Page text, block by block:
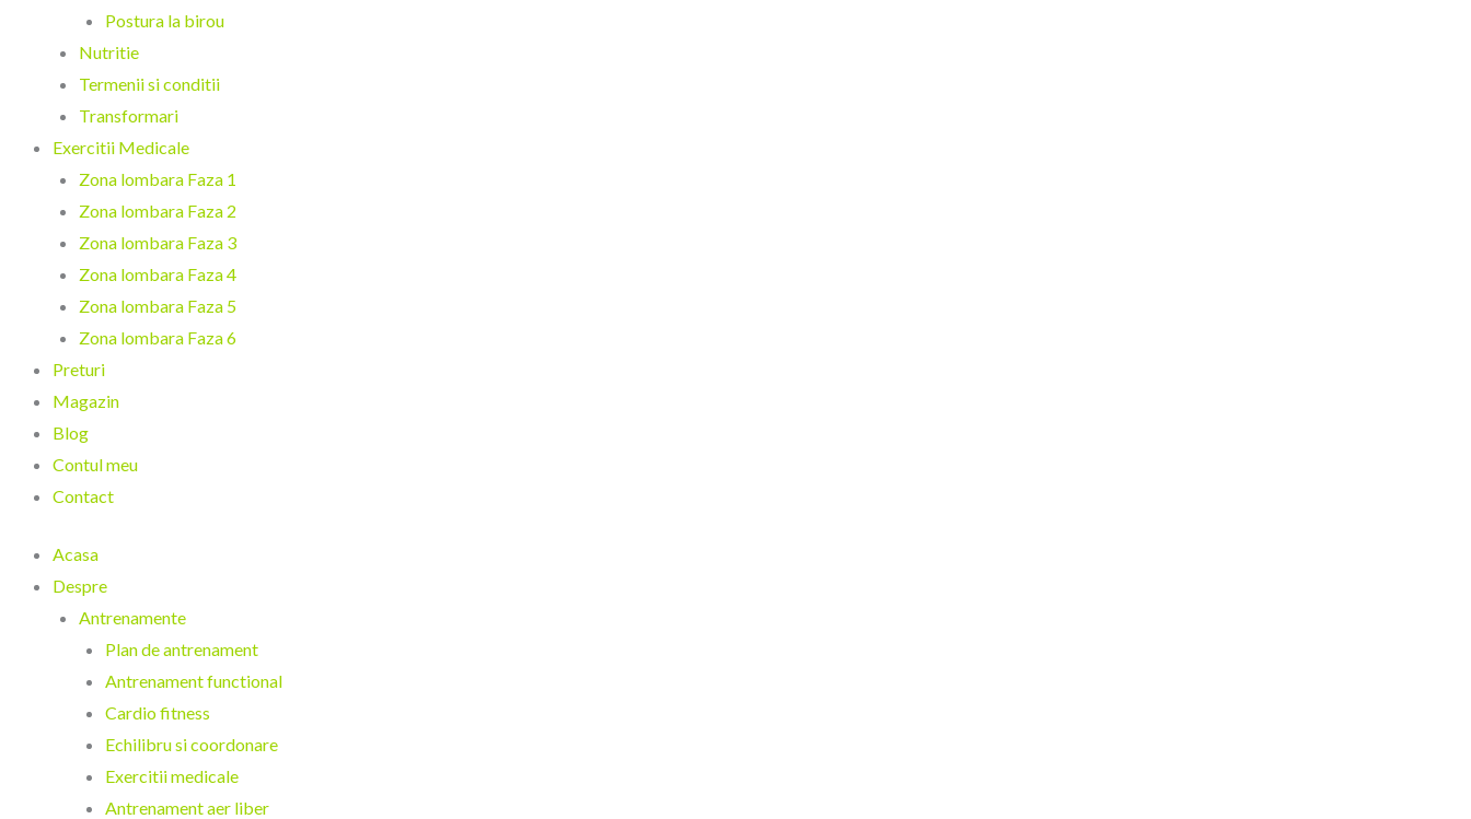
Postura la birou
Nutritie
Termenii si conditii
Transformari
Exercitii Medicale
Zona lombara Faza 1
Zona lombara Faza 2
Zona lombara Faza 3
Zona lombara Faza 4
Zona lombara Faza 5
Zona lombara Faza 6
Preturi
Magazin
Blog
Contul meu
Contact
Acasa
Despre
Antrenamente
Plan de antrenament
Antrenament functional
Cardio fitness
Echilibru si coordonare
Exercitii medicale
Antrenament aer liber